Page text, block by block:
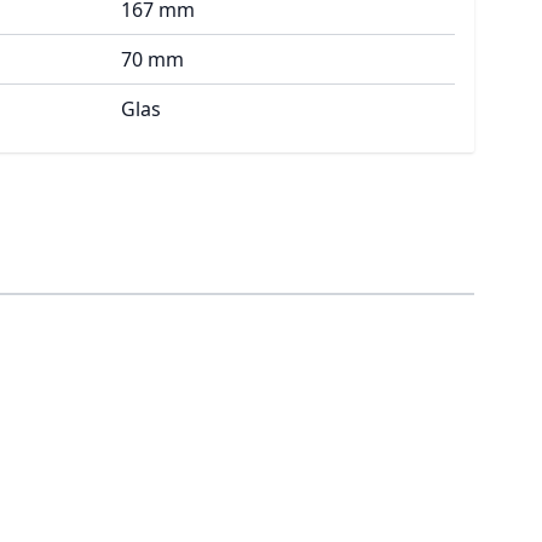
167 mm
70 mm
Glas